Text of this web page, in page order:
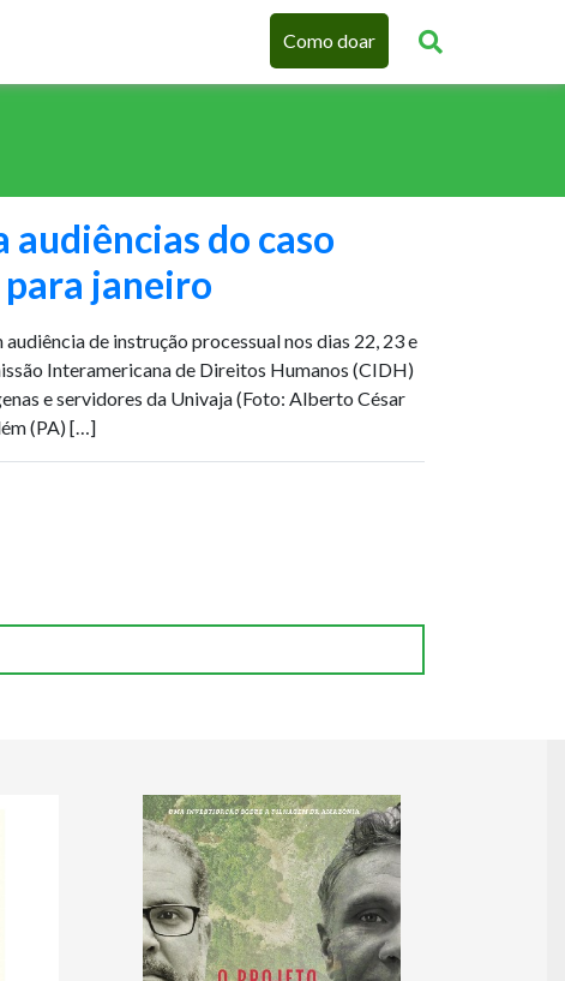
Como doar
audiências do caso
janeiro
de instrução processual nos dias 22, 23 e
Interamericana de Direitos Humanos (CIDH)
e servidores da Univaja (Foto: Alberto César
(PA) […]